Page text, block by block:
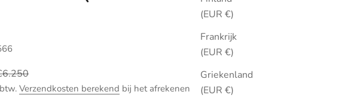
(EUR €)
Frankrijk
(EUR €)
Griekenland
(EUR €)
prijs
Verzendkosten berekend bij het afrekenen